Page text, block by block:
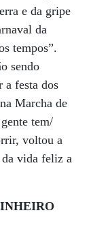
e da gripe
da
tempos”.
sendo
a festa dos
Marcha de
tem/
voltou a
da vida feliz a